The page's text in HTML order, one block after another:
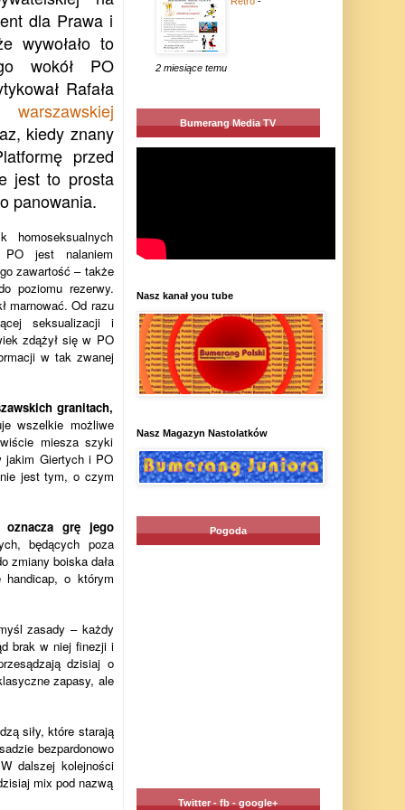
dla Prawa i
wywołało to
wokół PO
Rafała
warszawskiej
kiedy znany
przed
jest to prosta
panowania.
PO jest nalaniem
zawartość – także
poziomu rezerwy.
marnować. Od razu
seksualizacji i
zdążył się w PO
w tak zwanej
granitach,
wszelkie możliwe
miesza szyki
jakim Giertych i PO
jest tym, o czym
oznacza grę jego
będących poza
zmiany boiska dała
handicap, o którym
zasady – każdy
brak w niej finezji i
dzisiaj o
zapasy, ale
siły, które starają
bezpardonowo
dalszej kolejności
mix pod nazwą
2 miesiące temu
Bumerang Media TV
Nasz kanał you tube
Nasz Magazyn Nastolatków
Pogoda
Twitter - fb - google+